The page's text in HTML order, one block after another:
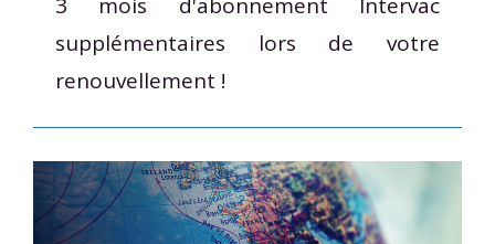
3 mois d'abonnement Intervac
supplémentaires lors de votre
renouvellement !